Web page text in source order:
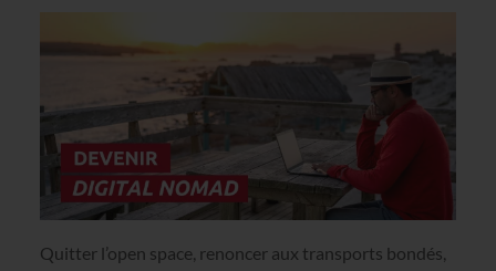
Quitter l’open space, renoncer aux transports bondés,